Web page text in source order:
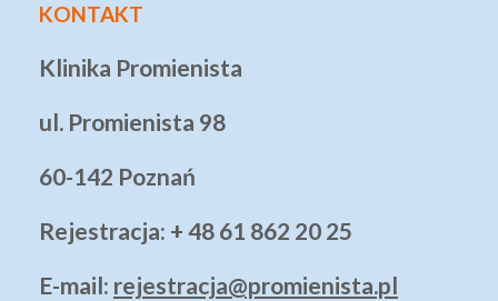
KONTAKT
Klinika Promienista
ul. Promienista 98
60-142 Poznań
Rejestracja: + 48 61 862 20 25
E-mail: rejestracja@promienista.pl